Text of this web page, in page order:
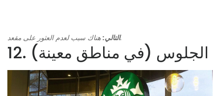
التالي:هناك سبب لعدم العثور على مقعد.
12. الجلوس (في مناطق معينة)